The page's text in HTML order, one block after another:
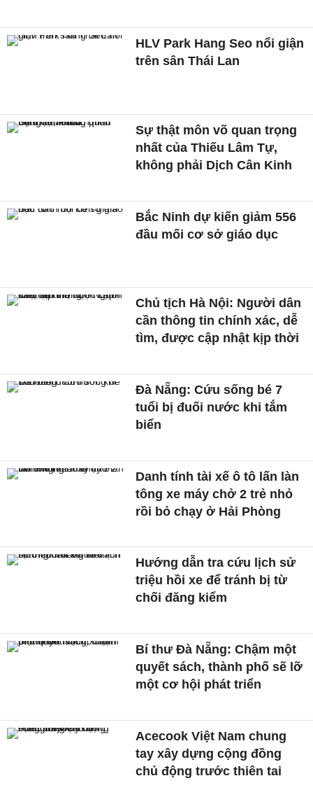
HLV Park Hang Seo nổi giận
trên sân Thái Lan
Sự thật môn võ quan trọng
nhất của Thiếu Lâm Tự,
không phải Dịch Cân Kinh
Bắc Ninh dự kiến giảm 556
đầu mối cơ sở giáo dục
Chủ tịch Hà Nội: Người dân
cần thông tin chính xác, dễ
tìm, được cập nhật kịp thời
Đà Nẵng: Cứu sống bé 7
tuổi bị đuối nước khi tắm
biển
Danh tính tài xế ô tô lấn làn
tông xe máy chở 2 trẻ nhỏ
rồi bỏ chạy ở Hải Phòng
Hướng dẫn tra cứu lịch sử
triệu hồi xe để tránh bị từ
chối đăng kiểm
Bí thư Đà Nẵng: Chậm một
quyết sách, thành phố sẽ lỡ
một cơ hội phát triển
Acecook Việt Nam chung
tay xây dựng cộng đồng
chủ động trước thiên tai